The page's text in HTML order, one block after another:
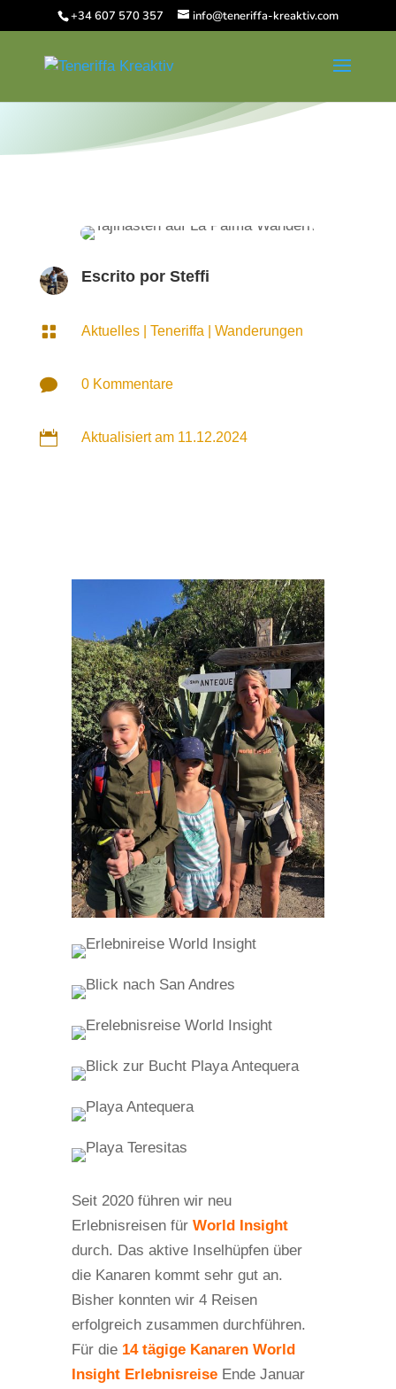
+34 607 570 357 info@teneriffa-kreaktiv.com
Escrito por Steffi
 Aktuelles| Teneriffa Wanderungen
 0 Kommentare
 Aktualisiert am 11.12.2024
Seit 2020 führen wir neu
Erlebnisreisen für World Insight
durch. Das aktive Inselhüpfen über
die Kanaren kommt sehr gut an.
Bisher konnten wir 4 Reisen
erfolgreich zusammen durchführen.
Für die 14 tägige Kanaren World
Insight ErlebnisreiseEnde Januar